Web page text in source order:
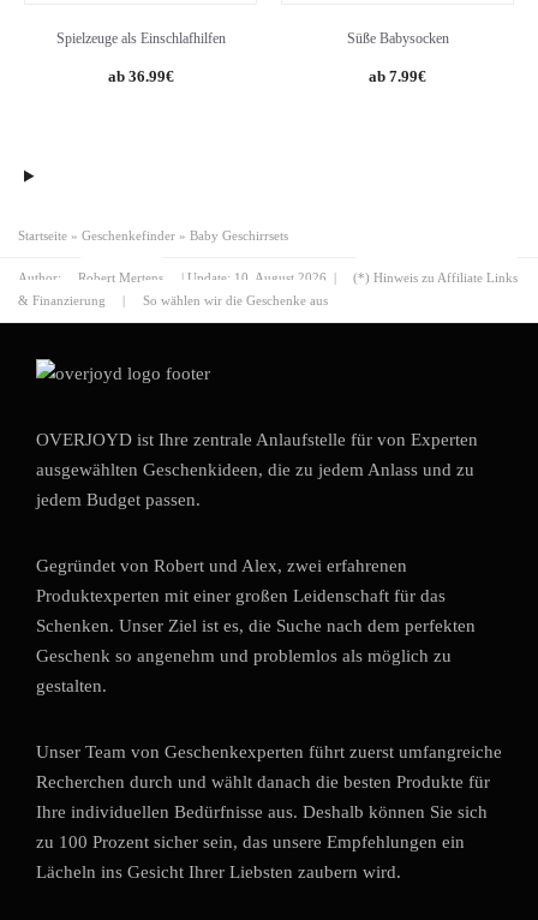
Spielzeuge als Einschlafhilfen
36.99€
Süße Babysocken
7.99€
Startseite » Geschenkefinder » Baby Geschirrsets
Author: Robert Mertens | Update: 10. August 2026 |
(*) Hinweis zu Affiliate Links
& Finanzierung
| So wählen wir die Geschenke aus
OVERJOYD ist Ihre zentrale Anlaufstelle für von Experten
ausgewählten Geschenkideen, die zu jedem Anlass und zu
jedem Budget passen.
Gegründet von Robert und Alex, zwei erfahrenen
Produktexperten mit einer großen Leidenschaft für das
Schenken. Unser Ziel ist es, die Suche nach dem perfekten
Geschenk so angenehm und problemlos als möglich zu
gestalten.
Unser Team von Geschenkexperten führt zuerst umfangreiche
Recherchen durch und wählt danach die besten Produkte für
Ihre individuellen Bedürfnisse aus. Deshalb können Sie sich
zu 100 Prozent sicher sein, das unsere Empfehlungen ein
Lächeln ins Gesicht Ihrer Liebsten zaubern wird.